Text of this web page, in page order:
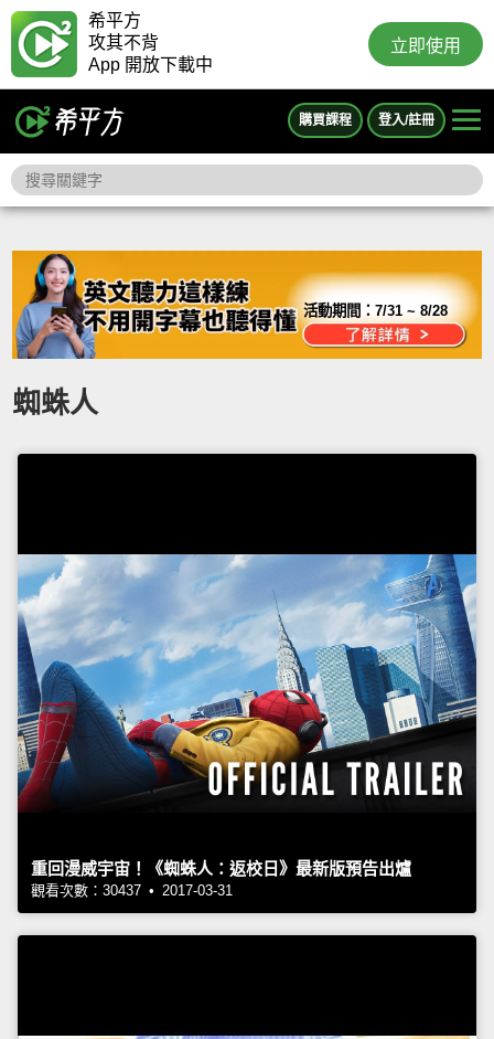
希平方
攻其不背
App 開放下載中
立即使用
購買課程 登入/註冊
活動期間：7/31 ~ 8/28
蜘蛛人
重回漫威宇宙！《蜘蛛人：返校日》最新版預告出爐
觀看次數：30437 • 2017-03-31